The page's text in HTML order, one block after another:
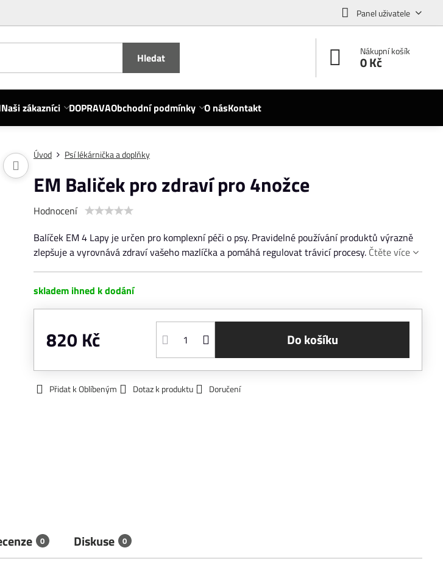
Panel uživatele
Hledat Nákupní košík
0 Kč
Naši zákazníci DOPRAVAObchodní podmínky O násKontakt
Úvod Psí lékárnička a doplňky
EM Baliček pro zdraví pro 4nožce
Hodnocení
Balíček EM 4 Lapy je určen pro komplexní péči o psy. Pravidelné používání produktů výrazně
zlepšuje a vyrovnává zdraví vašeho mazlíčka a pomáhá regulovat trávicí procesy. Čtěte více
skladem ihned k dodání
820 Kč Do košíku
Přidat k Oblíbeným Dotaz k produktu Doručení
0 Diskuse 0